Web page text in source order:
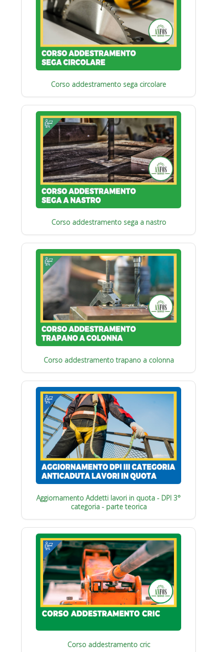
Corso addestramento sega circolare
Corso addestramento sega a nastro
Corso addestramento trapano a colonna
Aggiornamento Addetti lavori in quota - DPI 3°
categoria - parte teorica
Corso addestramento cric